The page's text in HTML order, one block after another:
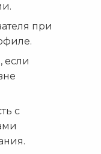
при
если
с